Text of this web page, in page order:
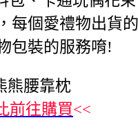
每個愛禮物出貨
包裝的服務唷!
熊腰靠枕
前往購買<<